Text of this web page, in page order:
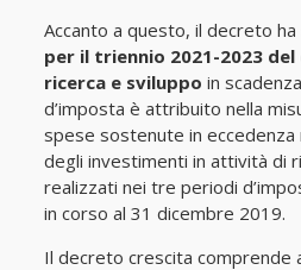
Accanto a questo, il decreto
per il triennio 2021-2023
ricerca e sviluppo in
d’imposta è attribuito nella
spese sostenute in
degli investimenti in attività di
realizzati nei tre periodi
in corso al 31 dicembre 2019.
Il decreto crescita comprende